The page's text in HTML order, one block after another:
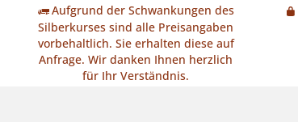
Aufgrund der Schwankungen des
Silberkurses sind alle Preisangaben
vorbehaltlich. Sie erhalten diese auf
Anfrage. Wir danken Ihnen herzlich
für Ihr Verständnis.